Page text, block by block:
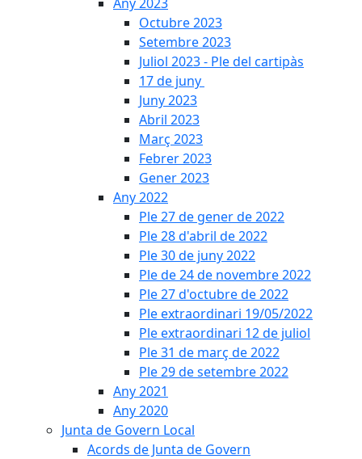
Octubre 2023
Setembre 2023
Juliol 2023 - Ple del cartipàs
17 de juny
Juny 2023
Abril 2023
Març 2023
Febrer 2023
Gener 2023
Any 2022
Ple 27 de gener de 2022
Ple 28 d'abril de 2022
Ple 30 de juny 2022
Ple de 24 de novembre 2022
Ple 27 d'octubre de 2022
Ple extraordinari 19/05/2022
Ple extraordinari 12 de juliol
Ple 31 de març de 2022
Ple 29 de setembre 2022
Any 2021
Any 2020
Junta de Govern Local
Acords de Junta de Govern